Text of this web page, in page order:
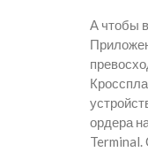
А чтобы
ордера
Terminal.